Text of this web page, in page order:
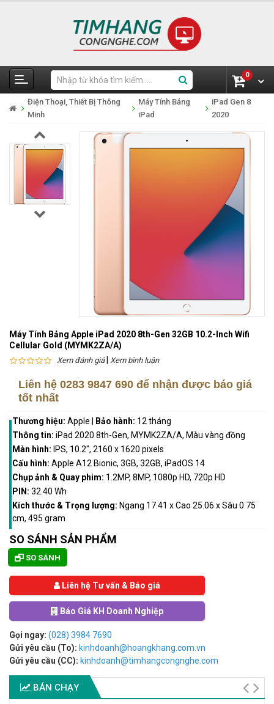
0
Điện Thoại, Thiết Bị Thông
Minh
Máy Tính Bảng
iPad
iPad Gen 8
2020
Máy Tính Bảng Apple iPad 2020 8th-Gen 32GB 10.2-Inch Wifi
Cellular Gold (MYMK2ZA/A)
Xem đánh giá| Xem bình luận
Liên hệ 0283 9847 690 để nhận được báo giá
tốt nhất
Thương hiệu: Apple Bảo hành: 12 tháng
Thông tin: iPad 2020 8th-Gen, MYMK2ZA/A, Màu vàng đồng
Màn hình: IPS, 10.2", 2160 x 1620 pixels
Cấu hình: Apple A12 Bionic, 3GB, 32GB, iPadOS 14
Chụp ảnh & Quay phim: 1.2MP, 8MP, 1080p HD, 720p HD
PIN: 32.40 Wh
Kích thước & Trọng lượng: Ngang 17.41 x Cao 25.06 x Sâu 0.75
cm, 495 gram
SO SÁNH SẢN PHẨM
SO SÁNH
Liên hệ Tư vấn & Báo giá
Báo Giá KH Doanh Nghiệp
Gọi ngay: (028) 3984 7690
Gửi yêu cầu (To): kinhdoanh@hoangkhang.com.vn
Gửi yêu cầu (CC): kinhdoanh@timhangcongnghe.com
BÁN CHẠY